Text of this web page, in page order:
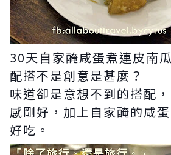
30天自家醃咸蛋煮連皮南
配搭不是創意是甚麼？
味道卻是意想不到的搭配
感剛好，加上自家醃的咸
好吃。